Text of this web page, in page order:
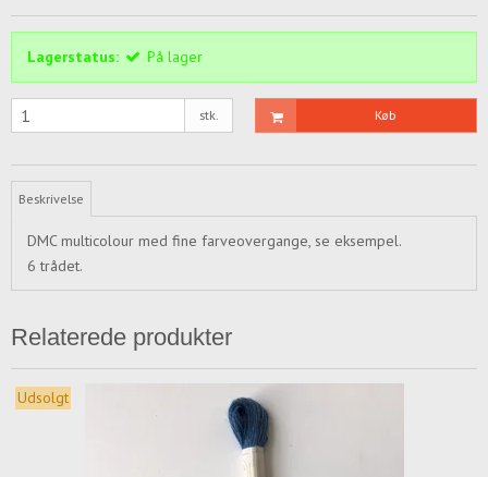
Lagerstatus: På lager
stk. Køb
Beskrivelse
DMC multicolour med fine farveovergange, se eksempel.
6 trådet.
Relaterede produkter
Udsolgt